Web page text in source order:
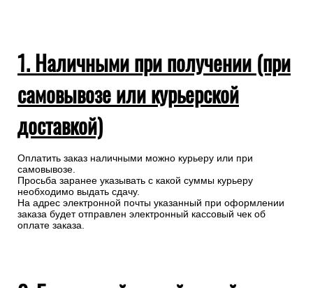
1. Наличными при получении (при
самовывозе или курьерской
доставкой)
Оплатить заказ наличными можно курьеру или при
самовывозе.
Просьба заранее указывать с какой суммы курьеру
необходимо выдать сдачу.
На адрес электронной почты указанный при оформлении
заказа будет отправлен электронный кассовый чек об
оплате заказа.